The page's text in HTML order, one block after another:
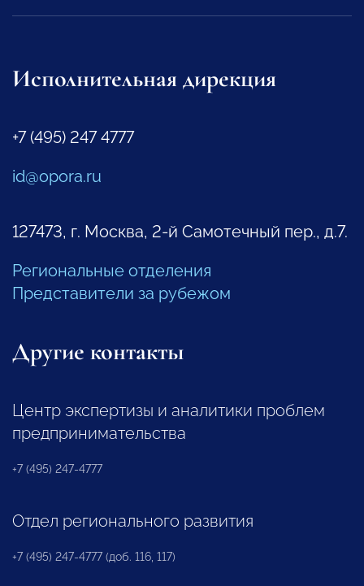
Исполнительная дирекция
+7 (495) 247 4777
id@opora.ru
127473, г. Москва, 2-й Самотечный пер., д.7.
Региональные отделения
Представители за рубежом
Другие контакты
Центр экспертизы и аналитики проблем
предпринимательства
+7 (495) 247-4777
Отдел регионального развития
+7 (495) 247-4777 (доб. 116, 117)